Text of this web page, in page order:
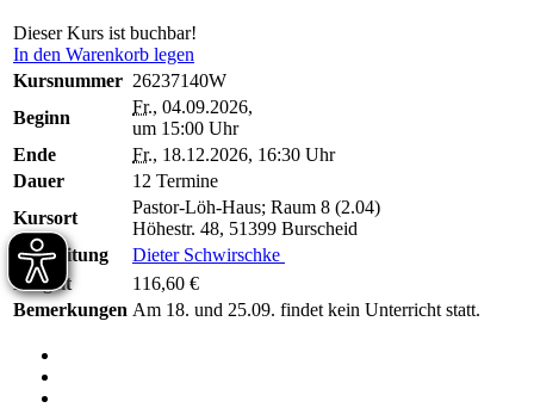
Dieser Kurs ist buchbar!
In den Warenkorb legen
Kursnummer 26237140W
Beginn
Fr., 04.09.2026,
um 15:00 Uhr
Ende
Fr., 18.12.2026, 16:30 Uhr
Dauer
12 Termine
Kursort
Pastor-Löh-Haus; Raum 8 (2.04)
Höhestr. 48, 51399 Burscheid
Kursleitung
Dieter Schwirschke
Entgelt
116,60 €
Bemerkungen Am 18. und 25.09. findet kein Unterricht statt.